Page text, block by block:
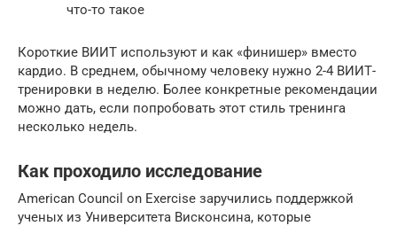
что-то такое
Короткие ВИИТ используют и как «финишер» вместо
кардио. В среднем, обычному человеку нужно 2-4 ВИИТ-
тренировки в неделю. Более конкретные рекомендации
можно дать, если попробовать этот стиль тренинга
несколько недель.
Как проходило исследование
American Council on Exercise заручились поддержкой
ученых из Университета Висконсина, которые